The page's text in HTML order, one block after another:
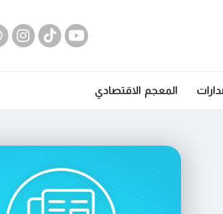
المعجم الاقتصادي